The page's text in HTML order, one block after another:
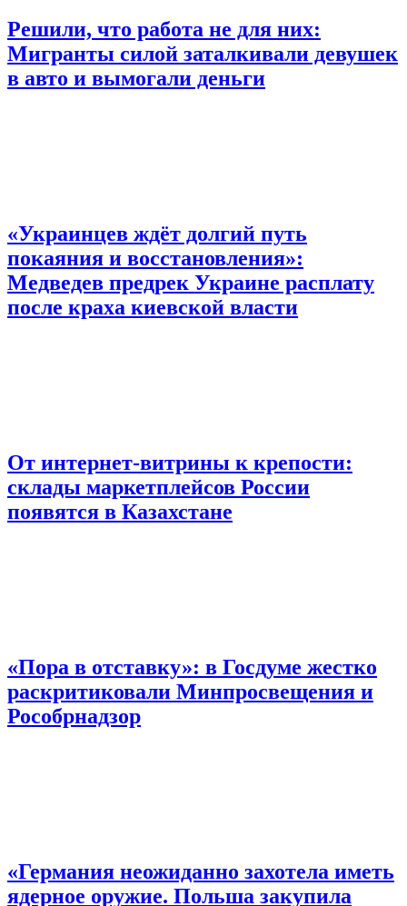
Решили, что работа не для них:
Мигранты силой заталкивали девушек
в авто и вымогали деньги
«Украинцев ждёт долгий путь
покаяния и восстановления»:
Медведев предрек Украине расплату
после краха киевской власти
От интернет-витрины к крепости:
склады маркетплейсов России
появятся в Казахстане
«Пора в отставку»: в Госдуме жестко
раскритиковали Минпросвещения и
Рособрнадзор
«Германия неожиданно захотела иметь
ядерное оружие. Польша закупила